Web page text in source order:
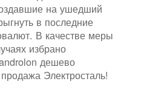
на ушедший
в последние
В качестве меры
избрано
дешево
Электросталь!